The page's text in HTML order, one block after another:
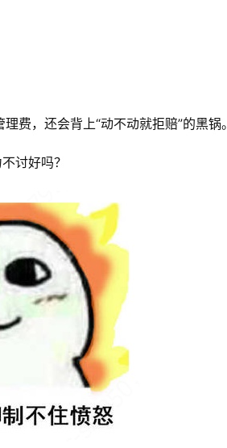
费，还会背上“动不动就拒赔”的黑锅。
讨好吗？